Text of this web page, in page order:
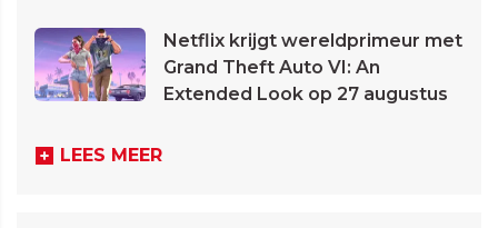
Netflix krijgt wereldprimeur met
Grand Theft Auto VI: An
Extended Look op 27 augustus
LEES MEER